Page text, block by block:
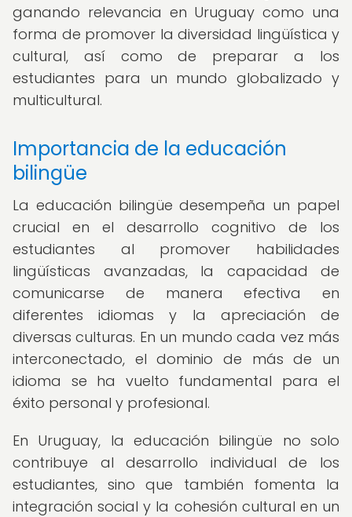
ganando relevancia en Uruguay como una
forma de promover la diversidad lingüística y
cultural, así como de preparar a los
estudiantes para un mundo globalizado y
multicultural.
Importancia de la educación
bilingüe
La educación bilingüe desempeña un papel
crucial en el desarrollo cognitivo de los
estudiantes al promover habilidades
lingüísticas avanzadas, la capacidad de
comunicarse de manera efectiva en
diferentes idiomas y la apreciación de
diversas culturas. En un mundo cada vez más
interconectado, el dominio de más de un
idioma se ha vuelto fundamental para el
éxito personal y profesional.
En Uruguay, la educación bilingüe no solo
contribuye al desarrollo individual de los
estudiantes, sino que también fomenta la
integración social y la cohesión cultural en un